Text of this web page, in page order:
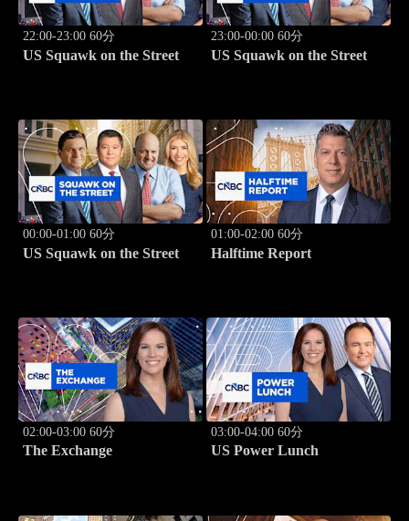
22:00-23:00 60分
US Squawk on the Street
23:00-00:00 60分
US Squawk on the Street
00:00-01:00 60分
US Squawk on the Street
01:00-02:00 60分
Halftime Report
02:00-03:00 60分
The Exchange
03:00-04:00 60分
US Power Lunch